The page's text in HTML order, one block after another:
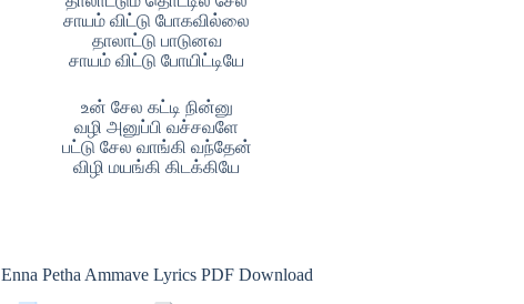
சாயம் விட்டு போகவில்லை
தாலாட்டு பாடுனவ
சாயம் விட்டு போயிட்டியே
உன் சேல கட்டி நின்னு
வழி அனுப்பி வச்சவளே
பட்டு சேல வாங்கி வந்தேன்
விழி மயங்கி கிடக்கியே
Enna Petha Ammave Lyrics PDF Download